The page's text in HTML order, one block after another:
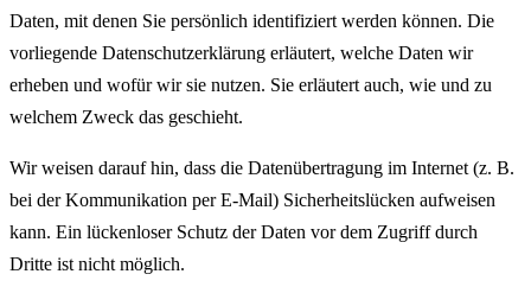
Daten, mit denen Sie persönlich identifiziert werden können. Die
vorliegende Datenschutzerklärung erläutert, welche Daten wir
erheben und wofür wir sie nutzen. Sie erläutert auch, wie und zu
welchem Zweck das geschieht.
Wir weisen darauf hin, dass die Datenübertragung im Internet (z. B.
bei der Kommunikation per E-Mail) Sicherheitslücken aufweisen
kann. Ein lückenloser Schutz der Daten vor dem Zugriff durch
Dritte ist nicht möglich.